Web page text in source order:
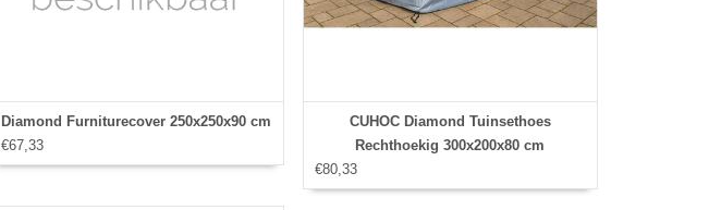
Diamond Furniturecover 250x250x90 cm
€67,33
CUHOC Diamond Tuinsethoes
Rechthoekig 300x200x80 cm
€80,33